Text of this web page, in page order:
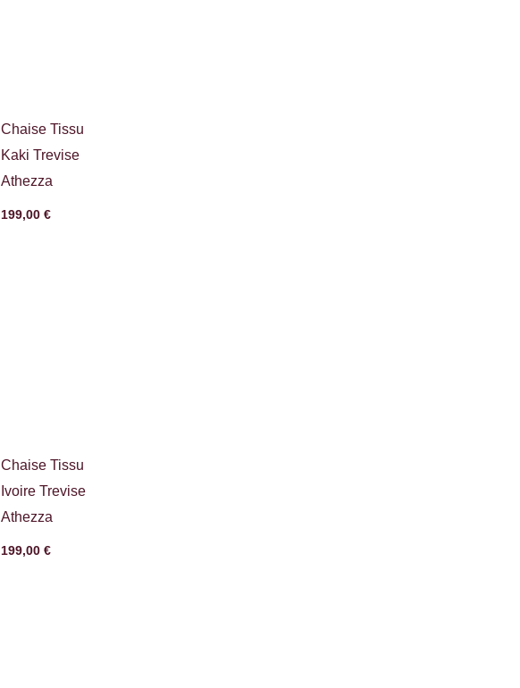
Chaise Tissu
Kaki Trevise
Athezza
199,00 €
Chaise Tissu
Ivoire Trevise
Athezza
199,00 €